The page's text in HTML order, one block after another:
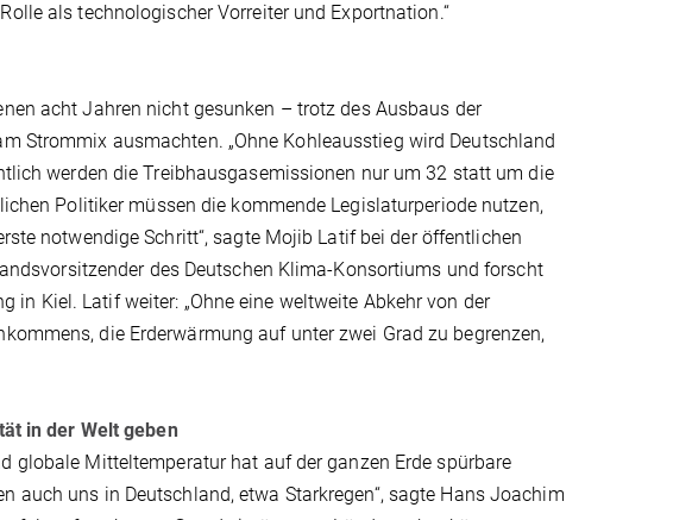
als technologischer Vorreiter und Exportnation.“
acht Jahren nicht gesunken – trotz des Ausbaus der
Strommix ausmachten. „Ohne Kohleausstieg wird Deutschland
werden die Treibhausgasemissionen nur um 32 statt um die
Politiker müssen die kommende Legislaturperiode nutzen,
notwendige Schritt“, sagte Mojib Latif bei der öffentlichen
des Deutschen Klima-Konsortiums und forscht
in Kiel. Latif weiter: „Ohne eine weltweite Abkehr von der
die Erderwärmung auf unter zwei Grad zu begrenzen,
in der Welt geben
globale Mitteltemperatur hat auf der ganzen Erde spürbare
auch uns in Deutschland, etwa Starkregen“, sagte Hans Joachim